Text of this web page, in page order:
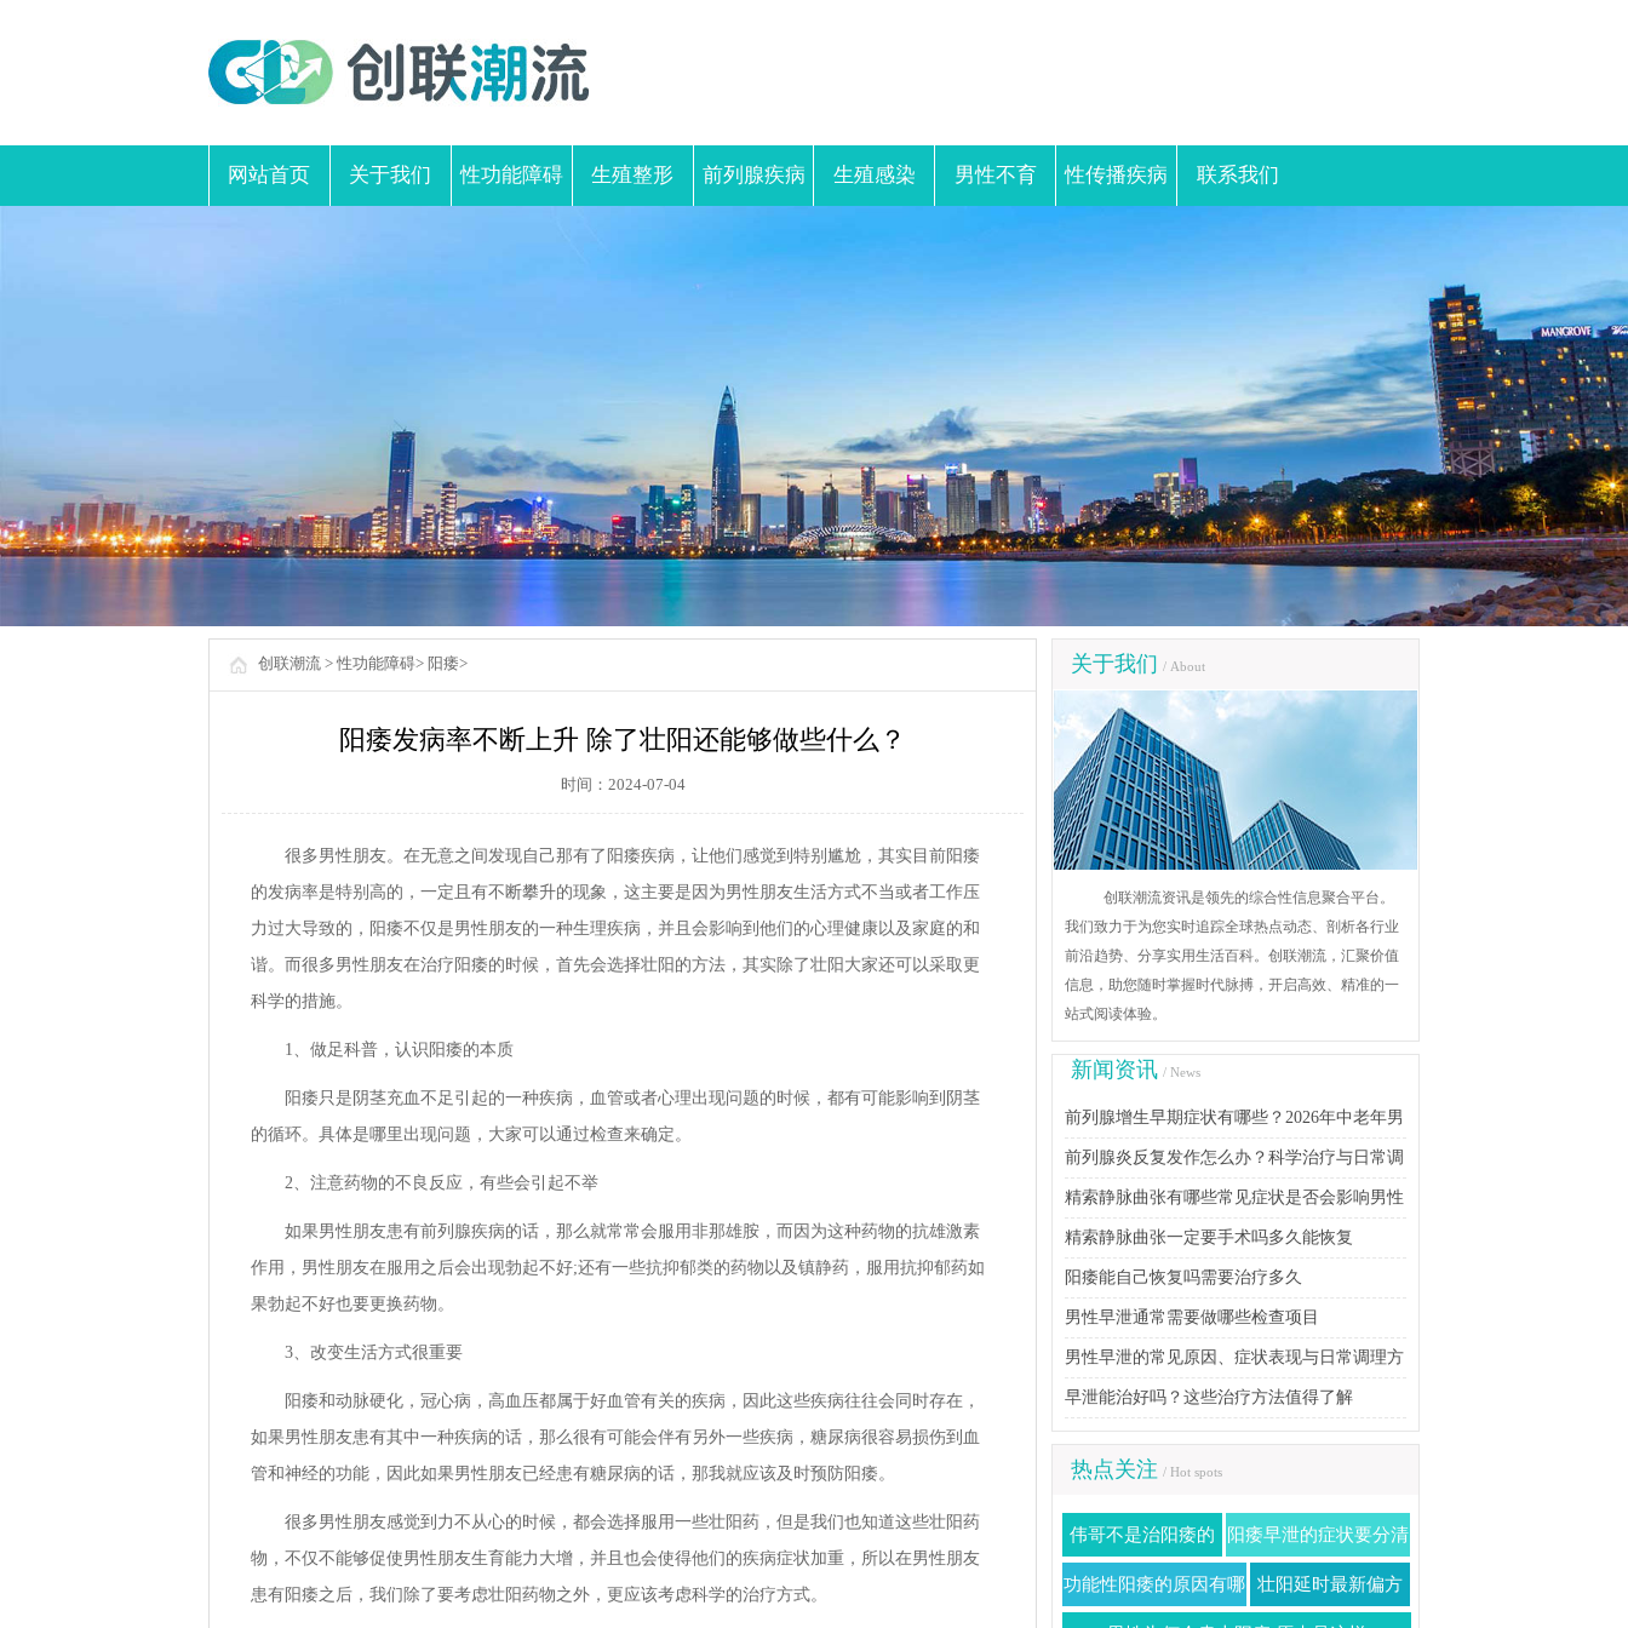
网站首页 关于我们 性功能障碍 生殖整形 前列腺疾病 生殖感染 男性不育 性传播疾病 联系我们
创联潮流 > 性功能障碍> 阳痿>
阳痿发病率不断上升 除了壮阳还能够做些什么？
时间：2024-07-04
很多男性朋友。在无意之间发现自己那有了阳痿疾病，让他们感觉到特别尴尬，其实目前阳痿
的发病率是特别高的，一定且有不断攀升的现象，这主要是因为男性朋友生活方式不当或者工作压
力过大导致的，阳痿不仅是男性朋友的一种生理疾病，并且会影响到他们的心理健康以及家庭的和
谐。而很多男性朋友在治疗阳痿的时候，首先会选择壮阳的方法，其实除了壮阳大家还可以采取更
科学的措施。
1、做足科普，认识阳痿的本质
阳痿只是阴茎充血不足引起的一种疾病，血管或者心理出现问题的时候，都有可能影响到阴茎
的循环。具体是哪里出现问题，大家可以通过检查来确定。
2、注意药物的不良反应，有些会引起不举
如果男性朋友患有前列腺疾病的话，那么就常常会服用非那雄胺，而因为这种药物的抗雄激素
作用，男性朋友在服用之后会出现勃起不好;还有一些抗抑郁类的药物以及镇静药，服用抗抑郁药如
果勃起不好也要更换药物。
3、改变生活方式很重要
阳痿和动脉硬化，冠心病，高血压都属于好血管有关的疾病，因此这些疾病往往会同时存在，
如果男性朋友患有其中一种疾病的话，那么很有可能会伴有另外一些疾病，糖尿病很容易损伤到血
管和神经的功能，因此如果男性朋友已经患有糖尿病的话，那我就应该及时预防阳痿。
很多男性朋友感觉到力不从心的时候，都会选择服用一些壮阳药，但是我们也知道这些壮阳药
物，不仅不能够促使男性朋友生育能力大增，并且也会使得他们的疾病症状加重，所以在男性朋友
患有阳痿之后，我们除了要考虑壮阳药物之外，更应该考虑科学的治疗方式。
关于我们 / About
创联潮流资讯是领先的综合性信息聚合平台。
我们致力于为您实时追踪全球热点动态、剖析各行业
前沿趋势、分享实用生活百科。创联潮流，汇聚价值
信息，助您随时掌握时代脉搏，开启高效、精准的一
站式阅读体验。
新闻资讯 / News
前列腺增生早期症状有哪些？2026年中老年男
性科学防治指南
前列腺炎反复发作怎么办？科学治疗与日常调
理方法详解
精索静脉曲张有哪些常见症状是否会影响男性
生育能力
精索静脉曲张一定要手术吗多久能恢复
阳痿能自己恢复吗需要治疗多久
男性早泄通常需要做哪些检查项目
男性早泄的常见原因、症状表现与日常调理方
法
早泄能治好吗？这些治疗方法值得了解
热点关注 / Hot spots
伟哥不是治阳痿的
万能药 治疗阳痿的
误区要谨慎
阳痿早泄的症状要分清
不同的人有不同的表现
功能性阳痿的原因有哪 壮阳延时最新偏方